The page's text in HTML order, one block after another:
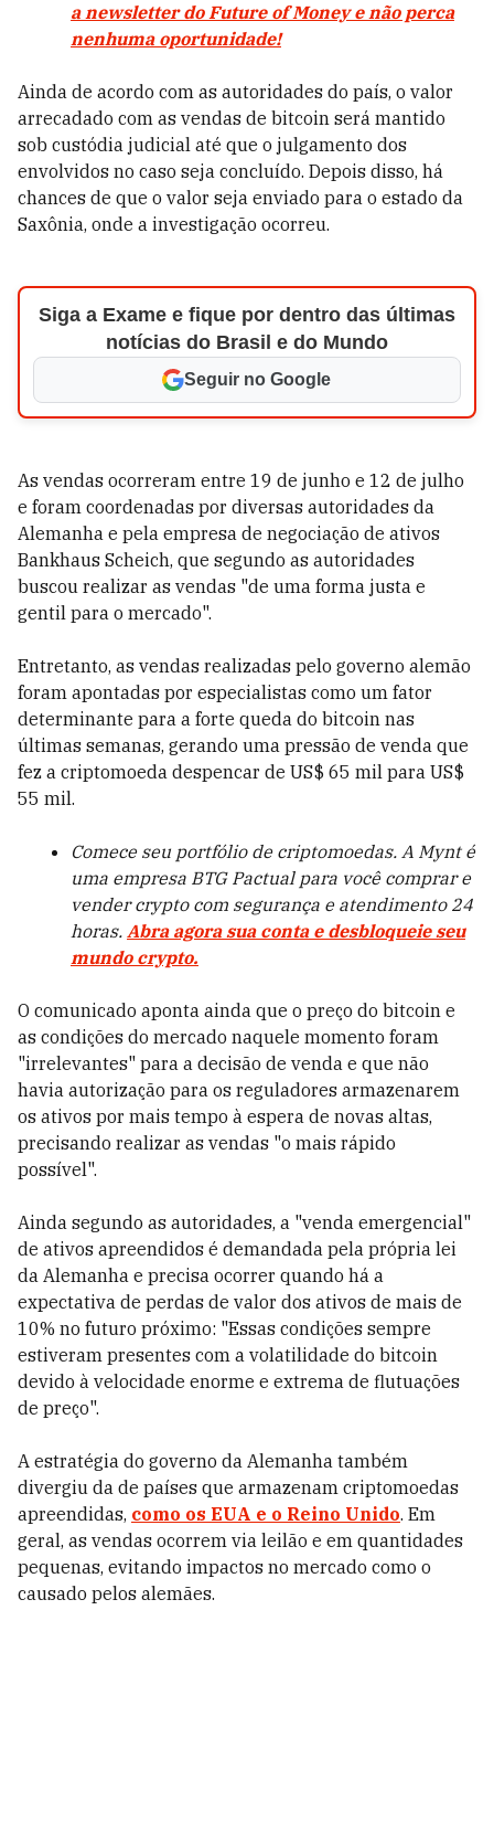
a newsletter do Future of Money e não perca
nenhuma oportunidade!
Ainda de acordo com as autoridades do país, o valor
arrecadado com as vendas de bitcoin será mantido
sob custódia judicial até que o julgamento dos
envolvidos no caso seja concluído. Depois disso, há
chances de que o valor seja enviado para o estado da
Saxônia, onde a investigação ocorreu.
Siga a Exame e fique por dentro das últimas
notícias do Brasil e do Mundo
Seguir no Google
As vendas ocorreram entre 19 de junho e 12 de julho
e foram coordenadas por diversas autoridades da
Alemanha e pela empresa de negociação de ativos
Bankhaus Scheich, que segundo as autoridades
buscou realizar as vendas "de uma forma justa e
gentil para o mercado".
Entretanto, as vendas realizadas pelo governo alemão
foram apontadas por especialistas como um fator
determinante para a forte queda do bitcoin nas
últimas semanas, gerando uma pressão de venda que
fez a criptomoeda despencar de US$ 65 mil para US$
55 mil.
Comece seu portfólio de criptomoedas. A Mynt é
uma empresa BTG Pactual para você comprar e
vender crypto com segurança e atendimento 24
horas. Abra agora sua conta e desbloqueie seu
mundo crypto.
O comunicado aponta ainda que o preço do bitcoin e
as condições do mercado naquele momento foram
"irrelevantes" para a decisão de venda e que não
havia autorização para os reguladores armazenarem
os ativos por mais tempo à espera de novas altas,
precisando realizar as vendas "o mais rápido
possível".
Ainda segundo as autoridades, a "venda emergencial"
de ativos apreendidos é demandada pela própria lei
da Alemanha e precisa ocorrer quando há a
expectativa de perdas de valor dos ativos de mais de
10% no futuro próximo: "Essas condições sempre
estiveram presentes com a volatilidade do bitcoin
devido à velocidade enorme e extrema de flutuações
de preço".
A estratégia do governo da Alemanha também
divergiu da de países que armazenam criptomoedas
apreendidas, como os EUA e o Reino Unido. Em
geral, as vendas ocorrem via leilão e em quantidades
pequenas, evitando impactos no mercado como o
causado pelos alemães.